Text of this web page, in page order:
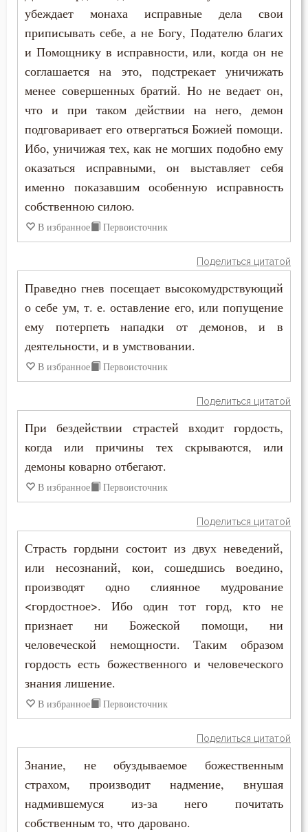
Свобода
Святость
Сердце
Сквернословие
Скорбь
Славолюбие
Смерть
Смысл жизни
Снисхождение
Совершенство
Созерцание
Спасение
Сребролюбие
Страсть
Тело
Терпение
Троица
Ум
Уныние
Никита Стифат
Никифор Уединенник
Николай Сербский
Никон Оптинский (Беляев)
Нил Синайский
Нил Сорский
Петр Дамаскин
Петр Московский
Пимен Великий
Поликарп Смирнский
Силуан Афонский
Симеон Благоговейный
Симеон Новый Богослов
Тихон Задонский
Фалассий Ливийский
Феогност
Феодор Студит
Феодор Эдесский
Феодорит Кирский
Феофан Затворник
Феофил Антиохийский
Феофилакт Болгарский
убеждает монаха исправные дела свои
приписывать себе, а не Богу, Подателю благих
и Помощнику в исправности, или, когда он не
соглашается на это, подстрекает уничижать
менее совершенных братий. Но не ведает он,
что и при таком действии на него, демон
подговаривает его отвергаться Божией помощи.
Ибо, уничижая тех, как не могших подобно ему
оказаться исправными, он выставляет себя
именно показавшим особенную исправность
собственною силою.
В избранное Первоисточник
Поделиться цитатой
Праведно гнев посещает высокомудрствующий
о себе ум, т. е. оставление его, или попущение
ему потерпеть нападки от демонов, и в
деятельности, и в умствовании.
В избранное Первоисточник
Поделиться цитатой
При бездействии страстей входит гордость,
когда или причины тех скрываются, или
демоны коварно отбегают.
В избранное Первоисточник
Поделиться цитатой
Страсть гордыни состоит из двух неведений,
или несознаний, кои, сошедшись воедино,
производят одно слиянное мудрование
<гордостное>. Ибо один тот горд, кто не
признает ни Божеской помощи, ни
человеческой немощности. Таким образом
гордость есть божественного и человеческого
знания лишение.
В избранное Первоисточник
Поделиться цитатой
Знание, не обуздываемое божественным
страхом, производит надмение, внушая
надмившемуся из-за него почитать
собственным то, что даровано.